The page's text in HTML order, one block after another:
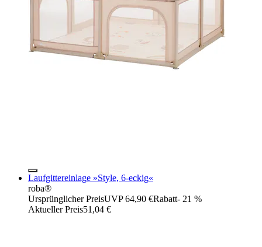
Laufgittereinlage »Style, 6-eckig«
roba®
Ursprünglicher PreisUVP 64,90 €Rabatt- 21 %
Aktueller Preis51,04 €